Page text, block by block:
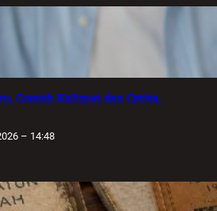
Contoh Kalimat dan Cerita,
– 14:48